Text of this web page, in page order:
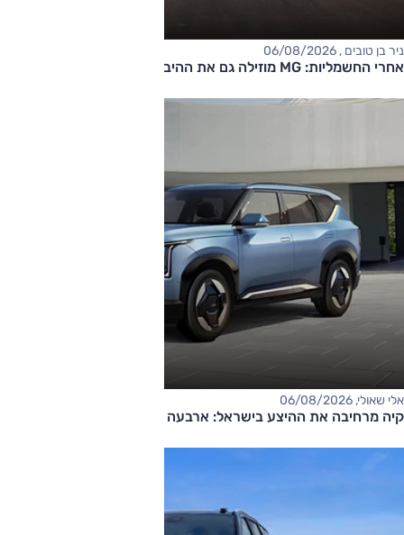
ניר בן טובים , 06/08/2026
אחרי החשמליות: MG מוזילה גם את ההיברידיות
אלי שאולי, 06/08/2026
קיה מרחיבה את ההיצע בישראל: ארבעה דגמים חדשים בדרך